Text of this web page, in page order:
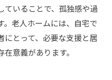
ていることで、孤独感や過
老人ホームには、自宅で
にとって、必要な支援と居
意義があります。